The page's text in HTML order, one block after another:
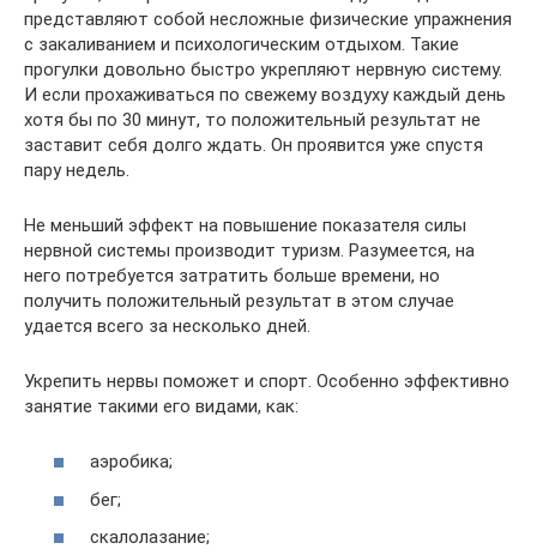
представляют собой несложные физические упражнения
с закаливанием и психологическим отдыхом. Такие
прогулки довольно быстро укрепляют нервную систему.
И если прохаживаться по свежему воздуху каждый день
хотя бы по 30 минут, то положительный результат не
заставит себя долго ждать. Он проявится уже спустя
пару недель.
Не меньший эффект на повышение показателя силы
нервной системы производит туризм. Разумеется, на
него потребуется затратить больше времени, но
получить положительный результат в этом случае
удается всего за несколько дней.
Укрепить нервы поможет и спорт. Особенно эффективно
занятие такими его видами, как:
аэробика;
бег;
скалолазание;